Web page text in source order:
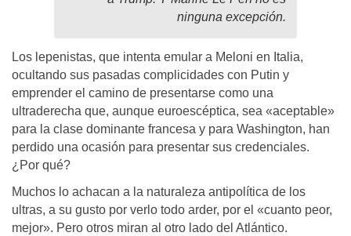
ninguna excepción.
Los lepenistas, que intenta emular a Meloni en Italia,
ocultando sus pasadas complicidades con Putin y
emprender el camino de presentarse como una
ultraderecha que, aunque euroescéptica, sea «aceptable»
para la clase dominante francesa y para Washington, han
perdido una ocasión para presentar sus credenciales.
¿Por qué?
Muchos lo achacan a la naturaleza antipolítica de los
ultras, a su gusto por verlo todo arder, por el «cuanto peor,
mejor». Pero otros miran al otro lado del Atlántico.